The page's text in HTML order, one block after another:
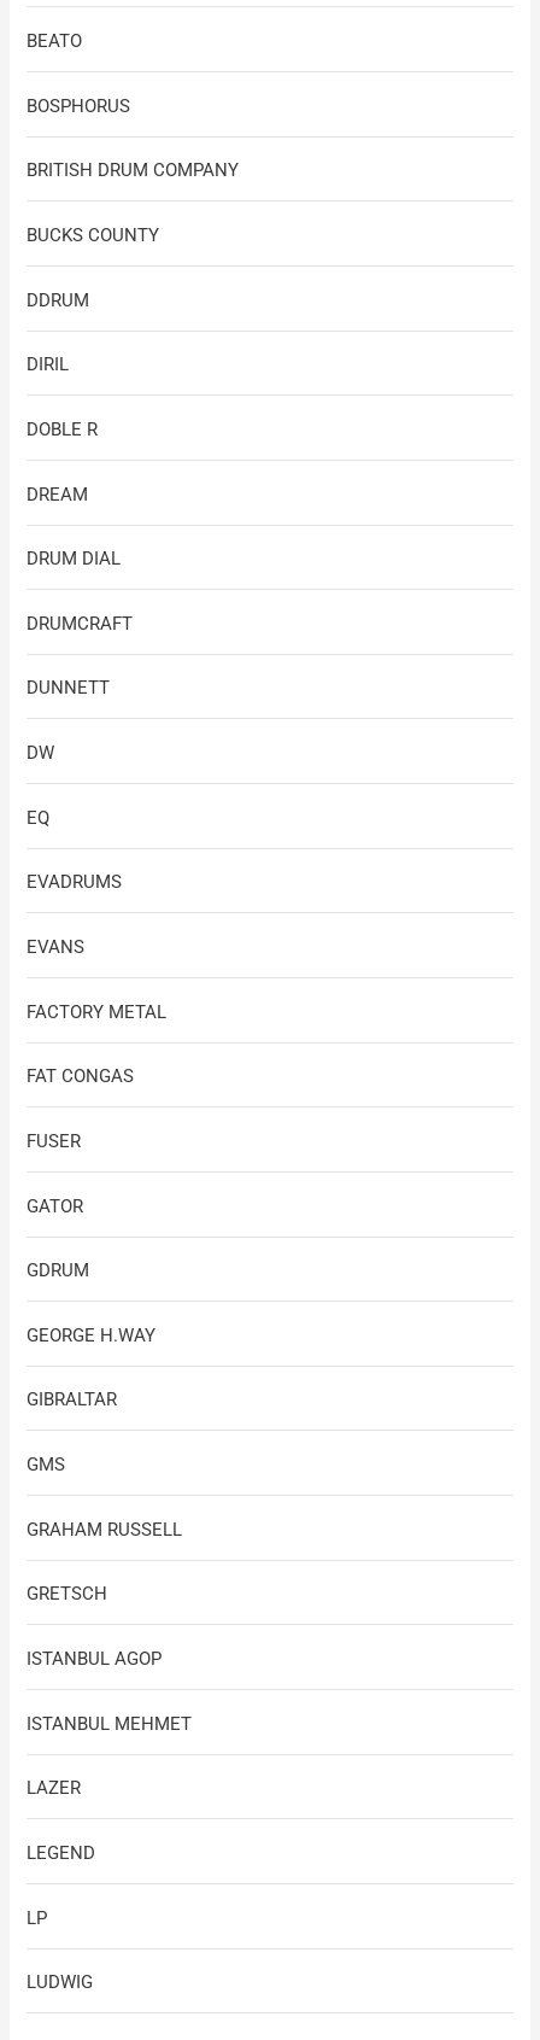
BEATO
BOSPHORUS
BRITISH DRUM COMPANY
BUCKS COUNTY
DDRUM
DIRIL
DOBLE R
DREAM
DRUM DIAL
DRUMCRAFT
DUNNETT
DW
EQ
EVADRUMS
EVANS
FACTORY METAL
FAT CONGAS
FUSER
GATOR
GDRUM
GEORGE H.WAY
GIBRALTAR
GMS
GRAHAM RUSSELL
GRETSCH
ISTANBUL AGOP
ISTANBUL MEHMET
LAZER
LEGEND
LP
LUDWIG